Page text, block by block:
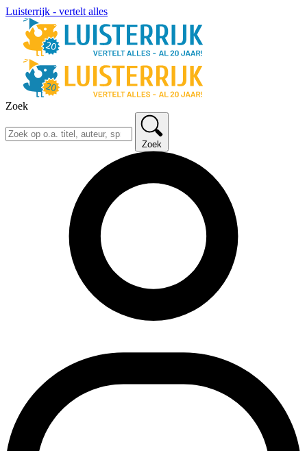
Luisterrijk - vertelt alles
Zoek
Zoek